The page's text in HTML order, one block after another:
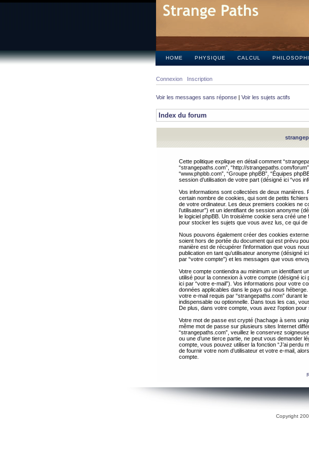
HOME PHYSIQUE CALCUL
Connexion Inscription
Voir les messages sans réponse | Voir les sujets actifs
Index du forum
Cette politique explique en détail comment
“strangepaths.com”, “http://strangepaths.com/
“www.phpbb.com”, “Groupe phpBB”, “Équipes
session d’utilisation de votre part (désigné ici “vos
Vos informations sont collectées de deux manières.
certain nombre de cookies, qui sont de petits
de votre ordinateur. Les deux premiers cookies ne
l’utilisateur”) et un identifiant de session anonyme
le logiciel phpBB. Un troisième cookie sera créé
pour stocker les sujets que vous avez lus, ce qui de
Nous pouvons également créer des cookies
soient hors de portée du document qui est prévu
manière est de récupérer l’information que vous
publication en tant qu’utilisateur anonyme (désigné
par “votre compte”) et les messages que vous
Votre compte contiendra au minimum un identifiant
utilisé pour la connexion à votre compte (désigné
ici par “votre e-mail”). Vos informations pour votre
données applicables dans le pays qui nous
votre e-mail requis par “strangepaths.com” durant
indispensable ou optionnelle. Dans tous les cas,
De plus, dans votre compte, vous avez l’option pour
Votre mot de passe est crypté (hachage à sens
même mot de passe sur plusieurs sites Internet
“strangepaths.com”, veuillez le conservez
ou une d’une tierce partie, ne peut vous demander
compte, vous pouvez utiliser la fonction “J’ai perdu
de fournir votre nom d’utilisateur et votre e-mail,
compte.
Copyright